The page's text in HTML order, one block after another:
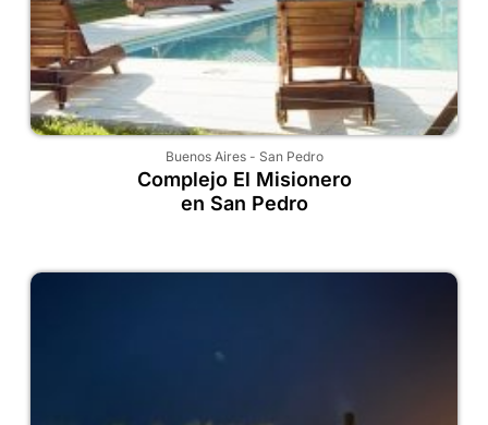
Buenos Aires- San Pedro
Complejo El Misionero
en San Pedro